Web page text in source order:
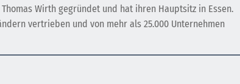
Wirth gegründet und hat ihren Hauptsitz in Essen.
vertrieben und von mehr als 25.000 Unternehmen